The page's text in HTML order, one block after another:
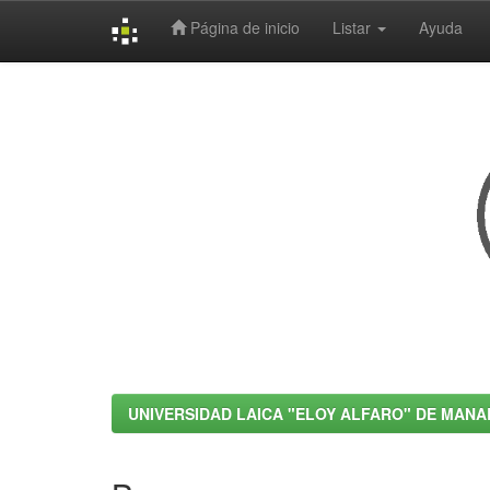
Página de inicio Listar Ayuda
UNIVERSIDAD LAICA "ELOY ALFARO" DE